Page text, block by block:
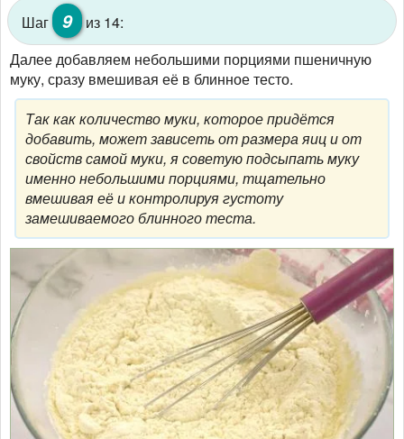
Шаг 9
из 14:
Далее добавляем небольшими порциями пшеничную
муку, сразу вмешивая её в блинное тесто.
Так как количество муки, которое придётся
добавить, может зависеть от размера яиц и от
свойств самой муки, я советую подсыпать муку
именно небольшими порциями, тщательно
вмешивая её и контролируя густоту
замешиваемого блинного теста.